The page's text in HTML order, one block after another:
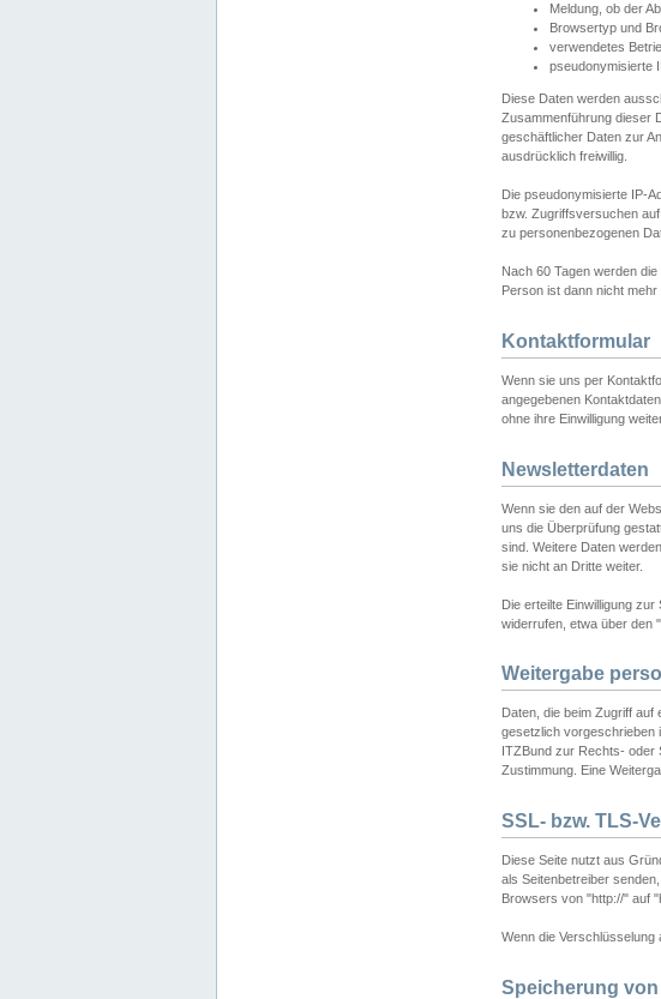
Meldung, ob der
Browsertyp und
verwendetes
pseudonymisierte
Diese Daten werden
Zusammenführung dieser
geschäftlicher Daten zur
ausdrücklich freiwillig.
Die pseudonymisierte IP-
bzw. Zugriffsversuchen
zu personenbezogenen
Nach 60 Tagen werden
Person ist dann nicht mehr
Kontaktformular
Wenn sie uns per
angegebenen
ohne ihre Einwilligung
Newsletterdaten
Wenn sie den auf der
uns die Überprüfung
sind. Weitere Daten
sie nicht an Dritte weiter.
Die erteilte Einwilligung
widerrufen, etwa über den
Weitergabe
Daten, die beim Zugriff
gesetzlich vorgeschrieben
ITZBund zur Rechts- oder
Zustimmung. Eine
SSL- bzw. TLS-
Diese Seite nutzt aus
als Seitenbetreiber
Browsers von "http://" auf
Wenn die Verschlüsselung
Speicherung